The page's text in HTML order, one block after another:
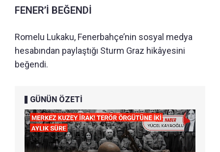
FENER’İ BEĞENDİ
Romelu Lukaku, Fenerbahçe’nin sosyal medya
hesabından paylaştığı Sturm Graz hikâyesini
beğendi.
GÜNÜN ÖZETİ